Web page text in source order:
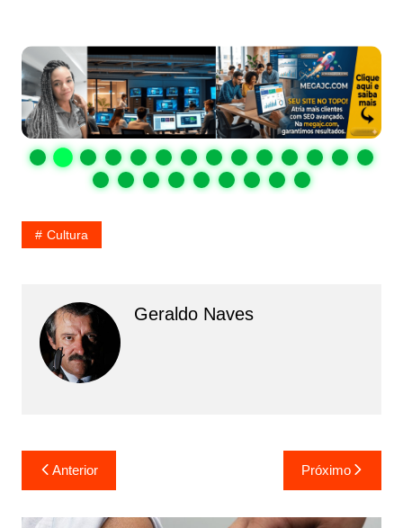
Cultura
Geraldo Naves
Navegação
de
Post
Anterior Próximo